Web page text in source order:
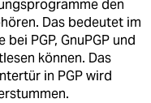
den
Das bedeutet im
PGP, GnuPGP und
können. Das
in PGP wird